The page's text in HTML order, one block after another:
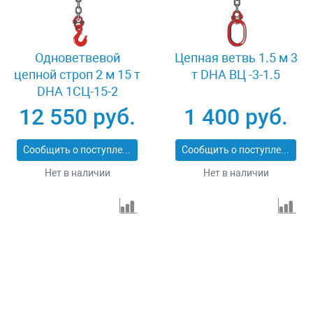
Одноветвевой
цепной строп 2 м 15 т
DHA 1СЦ-15-2
12 550 руб.
Сообщить о поступлении
Нет в наличии
Цепная ветвь 1.5 м 3
т DHA ВЦ -3-1.5
1 400 руб.
Сообщить о поступлении
Нет в наличии